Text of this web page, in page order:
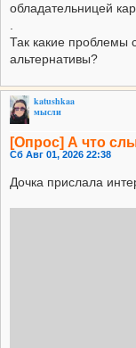
обладательницей
.
Так какие проблемы
альтернативы?
katushkaa
мысли
[Опрос] А что
Сб Авг 01, 2026 22:38
Дочка прислала